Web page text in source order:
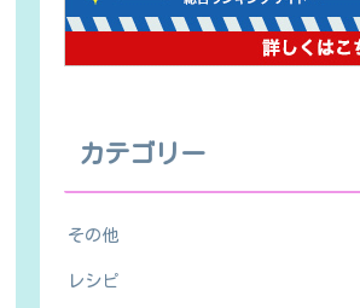
カテゴリー
その他
レシピ